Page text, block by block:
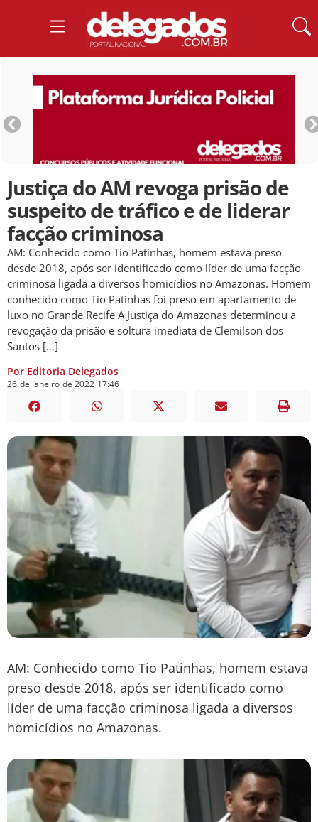
Justiça do AM revoga prisão de
suspeito de tráfico e de liderar
facção criminosa
AM: Conhecido como Tio Patinhas, homem estava preso
desde 2018, após ser identificado como líder de uma facção
criminosa ligada a diversos homicídios no Amazonas. Homem
conhecido como Tio Patinhas foi preso em apartamento de
luxo no Grande Recife A Justiça do Amazonas determinou a
revogação da prisão e soltura imediata de Clemilson dos
Santos […]
Por Editoria Delegados
26 de janeiro de 2022 17:46
AM: Conhecido como Tio Patinhas, homem estava
preso desde 2018, após ser identificado como
líder de uma facção criminosa ligada a diversos
homicídios no Amazonas.